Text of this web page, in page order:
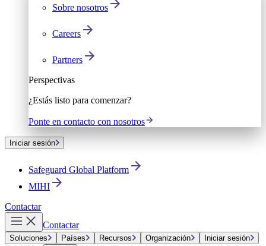
Sobre nosotros
Careers
Partners
Perspectivas
¿Estás listo para comenzar?
Ponte en contacto con nosotros
Iniciar sesión
Safeguard Global Platform
MIHI
Contactar
Contactar
Soluciones Países Recursos Organización Iniciar sesión